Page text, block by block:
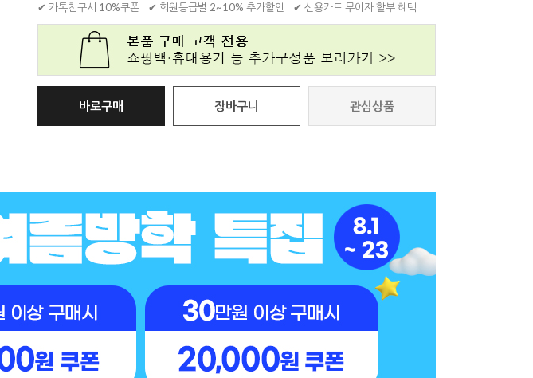
✔ 카톡친구시 10%쿠폰
✔ 회원등급별 2~10% 추가할인 ✔ 신용카드 무이자 할부 혜택
바로구매 장바구니 관심상품